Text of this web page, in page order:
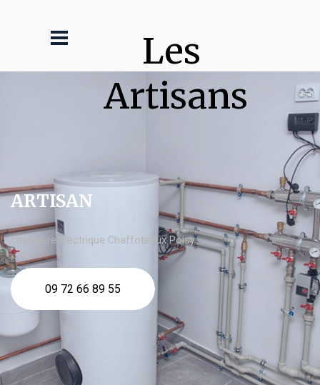
Les
Artisans
ARTISAN
chaudière électrique Chaffoteaux Poisy
09 72 66 89 55